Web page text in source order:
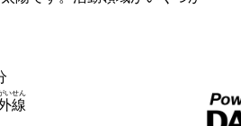
線
いせん